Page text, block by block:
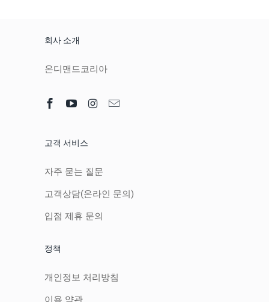
회사 소개
온디맨드코리아
고객 서비스
자주 묻는 질문
고객상담(온라인 문의)
입점 제휴 문의
정책
개인정보 처리방침
이용 약관